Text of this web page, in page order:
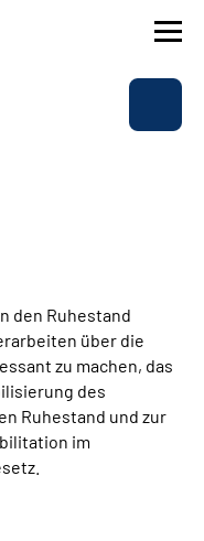
den Ruhestand
über die
zu machen, das
des
Ruhestand und zur
im